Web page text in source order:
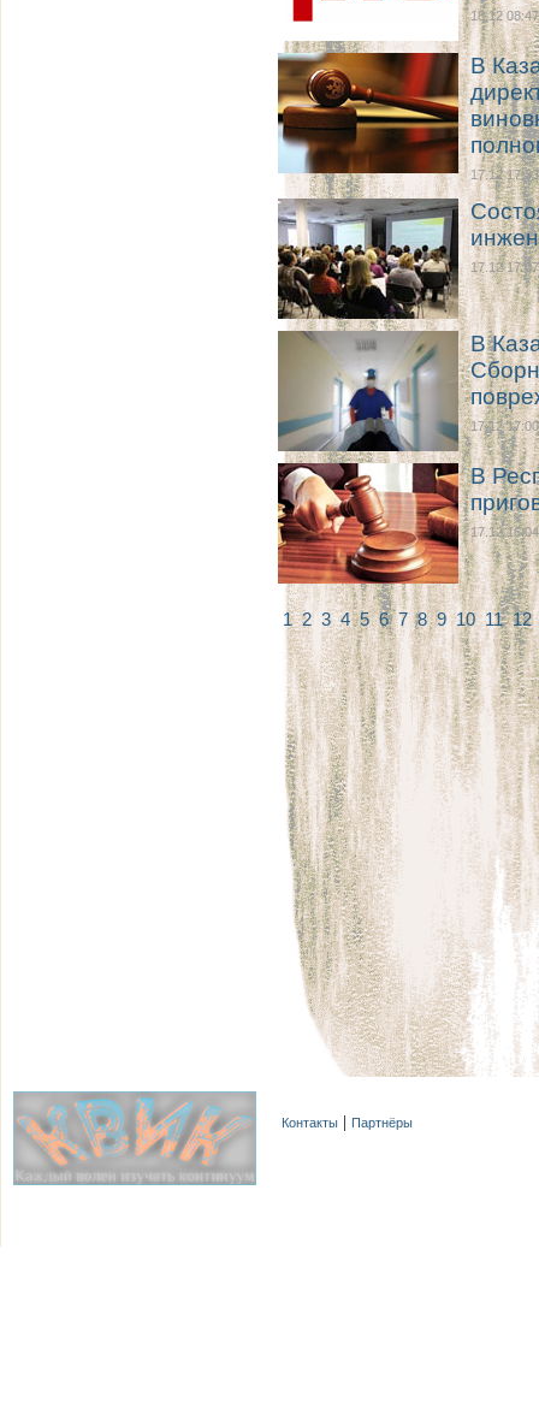
18.12 08:47
В
17.12 17:33
17.12 17:07
В
17.12 17:00
В
17.12 16:04
12 3456789101112
Контакты Партнёры